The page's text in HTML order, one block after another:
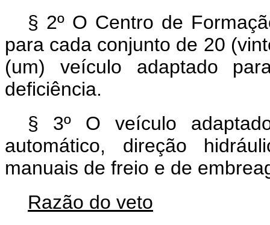
§ 2º O Centro de
para cada conjunto de 20
(um) veículo adaptado
deficiência.
§ 3º O veículo
automático, direção
manuais de freio e de
Razão do veto